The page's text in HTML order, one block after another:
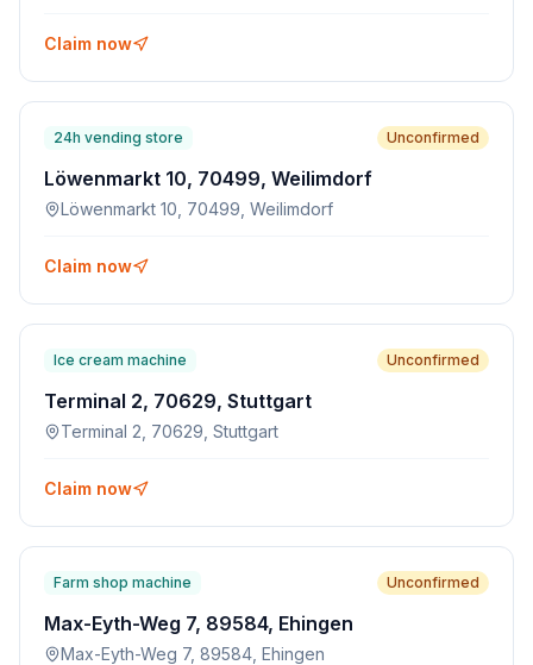
Claim now
24h vending store Unconfirmed
Löwenmarkt 10, 70499, Weilimdorf
Löwenmarkt 10, 70499, Weilimdorf
Claim now
Ice cream machine Unconfirmed
Terminal 2, 70629, Stuttgart
Terminal 2, 70629, Stuttgart
Claim now
Farm shop machine Unconfirmed
Max-Eyth-Weg 7, 89584, Ehingen
Max-Eyth-Weg 7, 89584, Ehingen